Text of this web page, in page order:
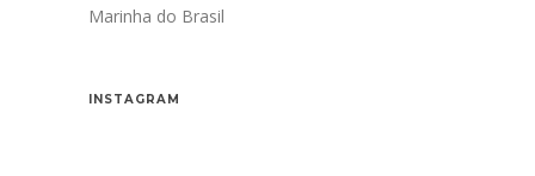
Marinha do Brasil
INSTAGRAM